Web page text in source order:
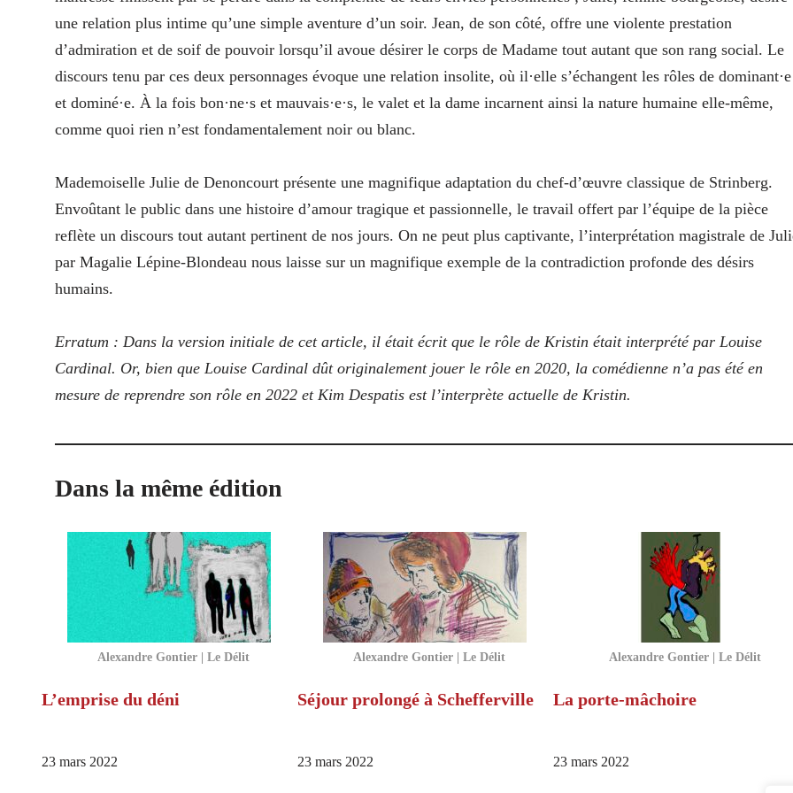
une relation plus intime qu’une simple aventure d’un soir. Jean, de son côté, offre une violente prestation
d’admiration et de soif de pouvoir lorsqu’il avoue désirer le corps de Madame tout autant que son rang social. Le
discours tenu par ces deux personnages évoque une relation insolite, où il·elle s’échangent les rôles de dominant·e
et dominé·e. À la fois bon·ne·s et mauvais·e·s, le valet et la dame incarnent ainsi la nature humaine elle-même,
comme quoi rien n’est fondamentalement noir ou blanc.
Mademoiselle Julie de Denoncourt présente une magnifique adaptation du chef‑d’œuvre classique de Strinberg.
Envoûtant le public dans une histoire d’amour tragique et passionnelle, le travail offert par l’équipe de la pièce
reflète un discours tout autant pertinent de nos jours. On ne peut plus captivante, l’interprétation magistrale de
par Magalie Lépine-Blondeau nous laisse sur un magnifique exemple de la contradiction profonde des désirs
humains.
Erratum : Dans la version initiale de cet article, il était écrit que le rôle de Kristin était interprété par Louise
Cardinal. Or, bien que Louise Cardinal dût originalement jouer le rôle en 2020, la comédienne n’a pas été en
mesure de reprendre son rôle en 2022 et Kim Despatis est l’interprète actuelle de Kristin.
Dans la même édition
Alexandre Gontier | Le Délit
L’emprise du déni
23 mars 2022
Alexandre Gontier | Le Délit
Séjour prolongé à Schefferville
23 mars 2022
Alexandre Gontier | Le Délit
La porte-mâchoire
23 mars 2022